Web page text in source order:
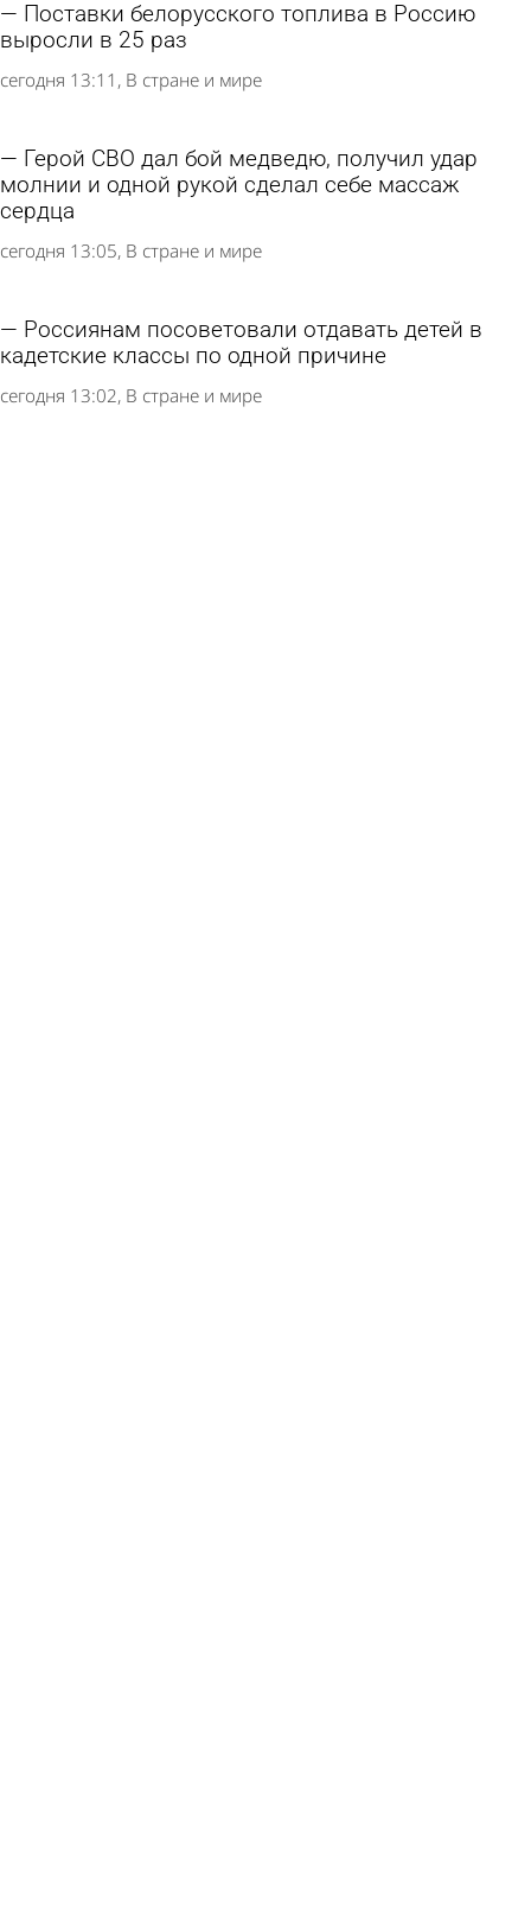
Поставки белорусского топлива в Россию
выросли в 25 раз
сегодня 13:11 В стране и мире
Герой СВО дал бой медведю, получил удар
молнии и одной рукой сделал себе массаж
сердца
сегодня 13:05 В стране и мире
Россиянам посоветовали отдавать детей в
кадетские классы по одной причине
сегодня 13:02 В стране и мире